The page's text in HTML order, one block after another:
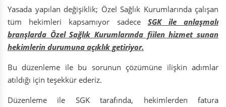
Yasada yapılan değişiklik; Özel Sağlık Kurumlarında çalışan
tüm hekimleri kapsamıyor sadece SGK ile anlaşmalı
branşlarda Özel Sağlık Kurumlarında fiilen hizmet sunan
hekimlerin durumuna açıklık getiriyor.
Bu düzenleme ile bu sorunun çözümüne ilişkin adımlar
atıldığı için teşekkür ederiz.
Düzenleme ile SGK tarafında, hekimlerden fatura